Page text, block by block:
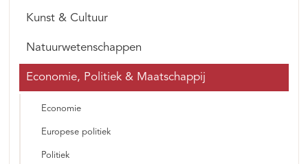
Kunst & Cultuur
Natuurwetenschappen
Economie, Politiek & Maatschappij
Economie
Europese politiek
Politiek